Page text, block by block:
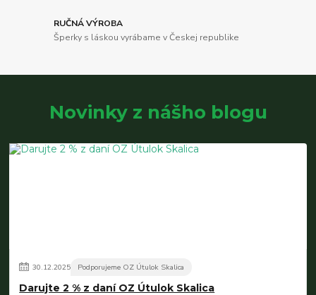
RUČNÁ VÝROBA
Šperky s láskou vyrábame v Českej republike
Novinky z nášho blogu
30.12.2025 Podporujeme OZ Útulok Skalica
Darujte 2 % z daní OZ Útulok Skalica